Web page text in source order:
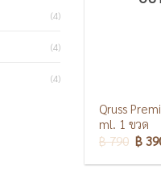
(4)
(4)
(4)
Qruss
ml. 1 ขวด
฿790 ฿